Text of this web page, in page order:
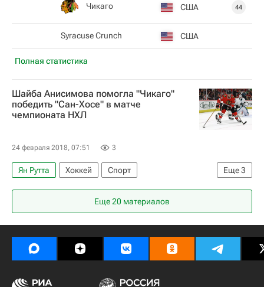
Полная статистика
Чикаго США 44
Syracuse Crunch США
Шайба Анисимова помогла "Чикаго"
победить "Сан-Хосе" в матче
чемпионата НХЛ
24 февраля 2018, 07:51 3
Еще3
Ян Рутта Хоккей
Спорт
Национальная хоккейная лига (НХЛ)
Сан-Хосе Шаркс
Еще 20 материалов